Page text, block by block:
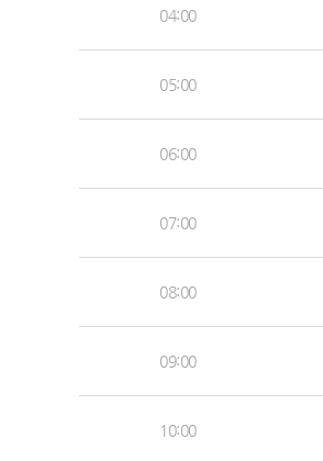
04:00
05:00
06:00
07:00
08:00
09:00
10:00